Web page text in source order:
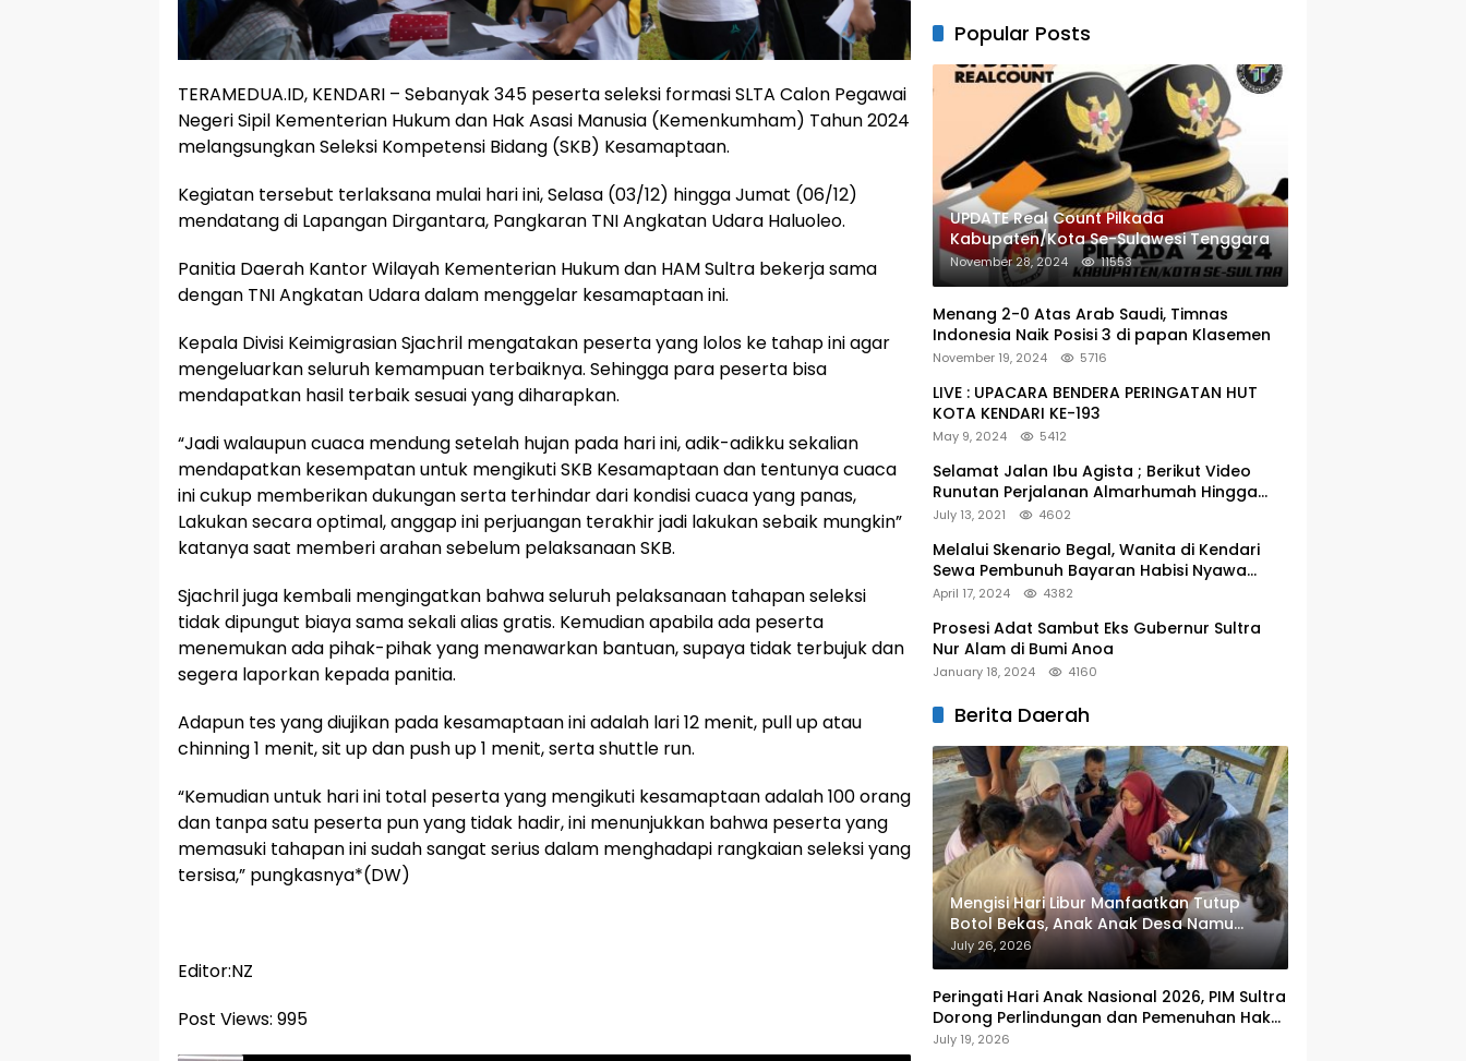
TERAMEDUA.ID, KENDARI – Sebanyak 345 peserta seleksi formasi SLTA Calon Pegawai
Negeri Sipil Kementerian Hukum dan Hak Asasi Manusia (Kemenkumham) Tahun 2024
melangsungkan Seleksi Kompetensi Bidang (SKB) Kesamaptaan.
Kegiatan tersebut terlaksana mulai hari ini, Selasa (03/12) hingga Jumat (06/12)
mendatang di Lapangan Dirgantara, Pangkaran TNI Angkatan Udara Haluoleo.
Panitia Daerah Kantor Wilayah Kementerian Hukum dan HAM Sultra bekerja sama
dengan TNI Angkatan Udara dalam menggelar kesamaptaan ini.
Kepala Divisi Keimigrasian Sjachril mengatakan peserta yang lolos ke tahap ini agar
mengeluarkan seluruh kemampuan terbaiknya. Sehingga para peserta bisa
mendapatkan hasil terbaik sesuai yang diharapkan.
“Jadi walaupun cuaca mendung setelah hujan pada hari ini, adik-adikku sekalian
mendapatkan kesempatan untuk mengikuti SKB Kesamaptaan dan tentunya cuaca
ini cukup memberikan dukungan serta terhindar dari kondisi cuaca yang panas,
Lakukan secara optimal, anggap ini perjuangan terakhir jadi lakukan sebaik mungkin”
katanya saat memberi arahan sebelum pelaksanaan SKB.
Sjachril juga kembali mengingatkan bahwa seluruh pelaksanaan tahapan seleksi
tidak dipungut biaya sama sekali alias gratis. Kemudian apabila ada peserta
menemukan ada pihak-pihak yang menawarkan bantuan, supaya tidak terbujuk dan
segera laporkan kepada panitia.
Adapun tes yang diujikan pada kesamaptaan ini adalah lari 12 menit, pull up atau
chinning 1 menit, sit up dan push up 1 menit, serta shuttle run.
“Kemudian untuk hari ini total peserta yang mengikuti kesamaptaan adalah 100 orang
dan tanpa satu peserta pun yang tidak hadir, ini menunjukkan bahwa peserta yang
memasuki tahapan ini sudah sangat serius dalam menghadapi rangkaian seleksi yang
tersisa,” pungkasnya*(DW)
Editor:NZ
Post Views: 995
Popular Posts
UPDATE Real Count Pilkada
Kabupaten/Kota Se-Sulawesi Tenggara
November 28, 2024 11553
Menang 2-0 Atas Arab Saudi, Timnas
Indonesia Naik Posisi 3 di papan Klasemen
November 19, 2024 5716
LIVE : UPACARA BENDERA PERINGATAN HUT
KOTA KENDARI KE-193
May 9, 2024 5412
Selamat Jalan Ibu Agista ; Berikut Video
Runutan Perjalanan Almarhumah Hingga
Menuju Peristirahatan Terakhir
July 13, 2021 4602
Melalui Skenario Begal, Wanita di Kendari
Sewa Pembunuh Bayaran Habisi Nyawa
Mertuanya
April 17, 2024 4382
Prosesi Adat Sambut Eks Gubernur Sultra
Nur Alam di Bumi Anoa
January 18, 2024 4160
Berita Daerah
Mengisi Hari Libur Manfaatkan Tutup
Botol Bekas, Anak Anak Desa Namu
Bikin Gantungan Kunci Bernilai Ekonomi
July 26, 2026
Peringati Hari Anak Nasional 2026, PIM Sultra
Dorong Perlindungan dan Pemenuhan Hak
Anak Pesisir
July 19, 2026